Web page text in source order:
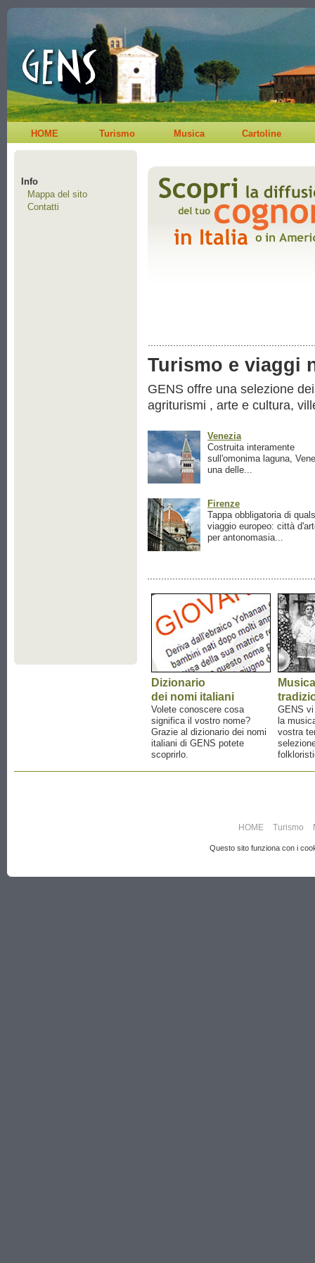
HOME Turismo Musica Cartoline
Info
Mappa del sito
Contatti
Turismo e viaggi
GENS offre una selezione
agriturismi , arte e cultura,
Venezia
Costruita interamente
sull'omonima laguna,
una delle...
Firenze
Tappa obbligatoria di
viaggio europeo: città
per antonomasia...
Dizionario
dei nomi italiani
Volete conoscere cosa
significa il vostro nome?
Grazie al dizionario dei nomi
italiani di GENS potete
scoprirlo.
Musica
GENS
la
vostra
HOME Turismo
Questo sito funziona con i